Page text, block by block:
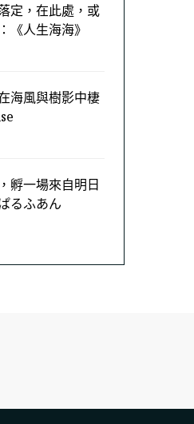
定，在此處，或
《人生海海》
海風與樹影中棲
孵一場來自明日
るふあん